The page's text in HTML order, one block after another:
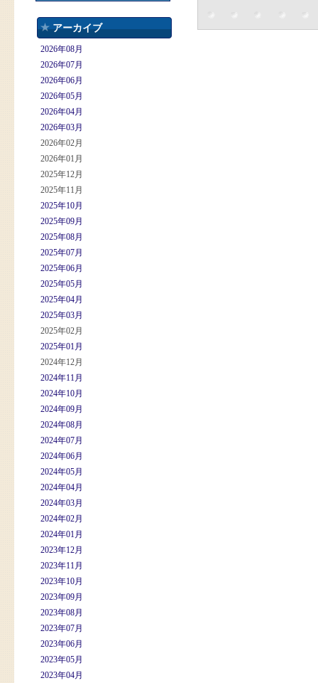
アーカイブ
2026年08月
2026年07月
2026年06月
2026年05月
2026年04月
2026年03月
2026年02月
2026年01月
2025年12月
2025年11月
2025年10月
2025年09月
2025年08月
2025年07月
2025年06月
2025年05月
2025年04月
2025年03月
2025年02月
2025年01月
2024年12月
2024年11月
2024年10月
2024年09月
2024年08月
2024年07月
2024年06月
2024年05月
2024年04月
2024年03月
2024年02月
2024年01月
2023年12月
2023年11月
2023年10月
2023年09月
2023年08月
2023年07月
2023年06月
2023年05月
2023年04月